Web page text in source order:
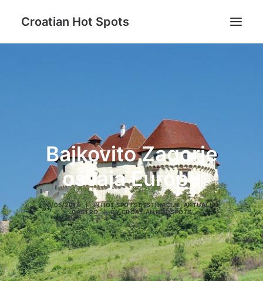
Croatian Hot Spots
Magazin
O nama
Search
Bajkovito Zagorje
osvaja Europu
30/05/2014 | INHOT SPOTS DESTINACIJE,AKTUALNO,
GASTRO
| BYCROATIAN HOT SPOTS